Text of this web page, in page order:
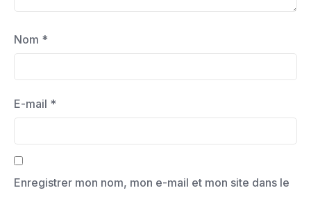
Nom *
E-mail *
Enregistrer mon nom, mon e-mail et mon site dans le